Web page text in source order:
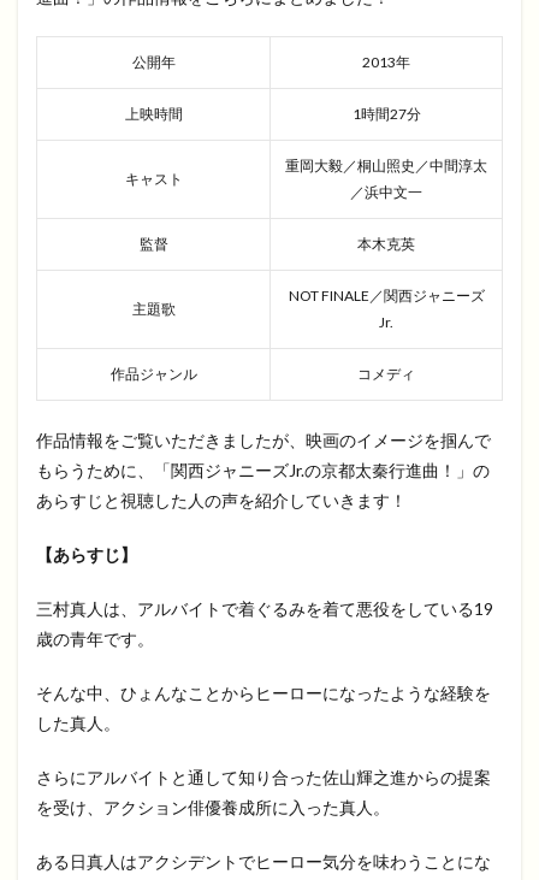
公開年 2013年
上映時間 1時間27分
キャスト
重岡大毅／桐山照史／中間淳太
／浜中文一
監督 本木克英
主題歌
NOT FINALE／関西ジャニーズ
Jr.
作品ジャンル コメディ
作品情報をご覧いただきましたが、映画のイメージを掴んで
もらうために、「関西ジャニーズJr.の京都太秦行進曲！」の
あらすじと視聴した人の声を紹介していきます！
【あらすじ】
三村真人は、アルバイトで着ぐるみを着て悪役をしている19
歳の青年です。
そんな中、ひょんなことからヒーローになったような経験を
した真人。
さらにアルバイトと通して知り合った佐山輝之進からの提案
を受け、アクション俳優養成所に入った真人。
ある日真人はアクシデントでヒーロー気分を味わうことにな